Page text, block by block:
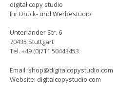
digital copy studio
Ihr Druck- und Werbestudio
Unterländer Str. 6
70435 Stuttgart
Tel. +49 (0)711 50443453
Email: shop@digitalcopystudio.com
Website: digitalcopystudio.com